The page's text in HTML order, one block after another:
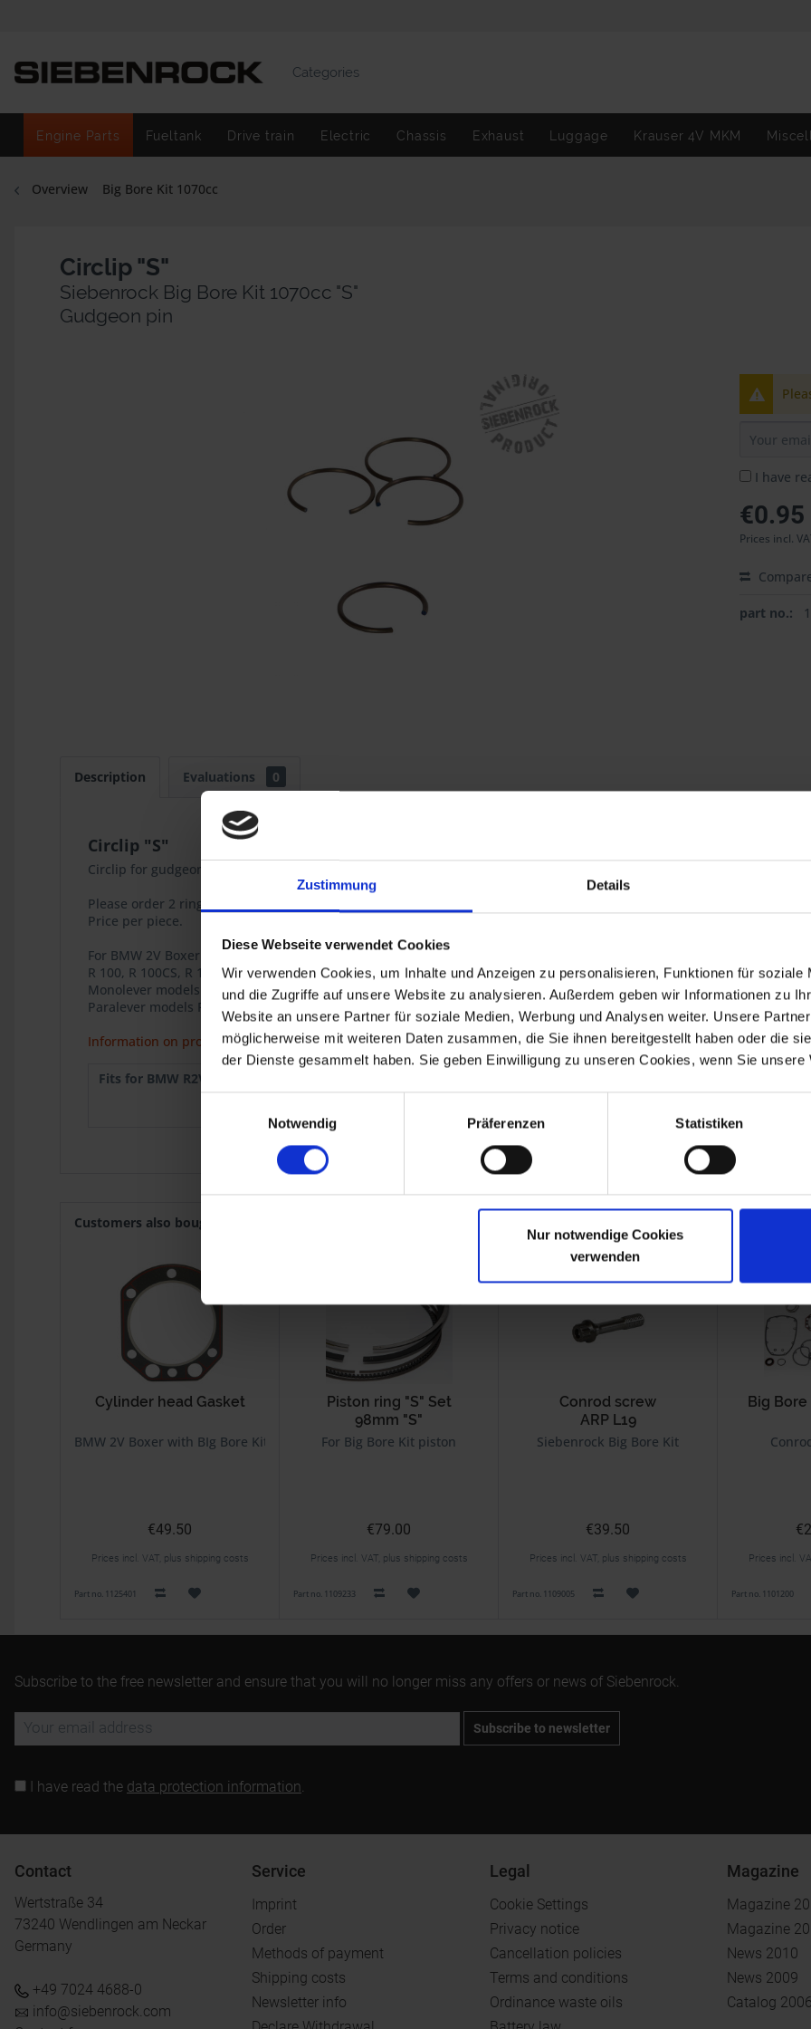
Zustimmung Details
Diese Webseite verwendet Cookies
Wir verwenden Cookies, um Inhalte und Anzeigen zu personalisieren, Funktionen für soziale
und die Zugriffe auf unsere Website zu analysieren. Außerdem geben wir Informationen zu
Website an unsere Partner für soziale Medien, Werbung und Analysen weiter. Unsere
möglicherweise mit weiteren Daten zusammen, die Sie ihnen bereitgestellt haben oder die
der Dienste gesammelt haben. Sie geben Einwilligung zu unseren Cookies, wenn Sie unsere
Notwendig
Präferenzen Statistiken
Nur notwendige Cookies
verwenden
Categories
Engine Parts Fueltank Drive train Electric Chassis Exhaust Luggage Krauser 4V MKM
Overview Big Bore Kit 1070cc
Circlip "S"
Siebenrock Big Bore Kit 1070cc "S"
Gudgeon pin
I have
€0.95
Prices incl.
part no.:
Description Evaluations 0
Circlip "S"
Circlip for gudgeon pin Big Bore Kit "S"
Please order 2 rings for one piston / gudgeon pin.
Price per piece.
For BMW 2V Boxer models with a Siebenrock Big Bore Kit "S"
R 100, R 100CS, R 100RS, R 100RT
Monolever models R 100RS, R 100RT
Paralever models R 100GS, R 100R.
Information on product safety
Fits for BMW R2V:
Mono
1995
Customers also bought
Cylinder head Gasket
BMW 2V Boxer with BIg Bore Kit 1070
€49.50
Prices incl. VAT, plus shipping costs
Part no. 1125401
Piston ring "S" Set
98mm "S"
For Big Bore Kit piston
€79.00
Prices incl. VAT, plus shipping costs
Part no. 1109233
Conrod screw
ARP L19
Siebenrock Big Bore Kit
€39.50
Prices incl. VAT, plus shipping costs
Part no. 1109005
Big Bore
Prices incl.
Part no. 1101200
Subscribe to the free newsletter and ensure that you will no longer miss any offers or news of Siebenrock.
Subscribe to newsletter
I have read the data protection information.
Contact
Wertstraße 34
73240 Wendlingen am Neckar
Germany
+49 7024 4688-0
info@siebenrock.com
Service
Imprint
Order
Methods of payment
Shipping costs
Newsletter info
Legal
Cookie Settings
Privacy notice
Cancellation policies
Terms and conditions
Ordinance waste oils
Magazine
Magazine
Magazine
News 2010
News 2009
Catalog 2006